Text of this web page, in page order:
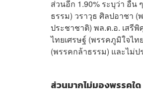
ส่วนอีก 1.90% ระบุว่า อื่
ธรรม) วราวุธ ศิลปอาชา
ประชาชาติ) พล.ต.อ. เสรี
ไทยเศรษฐ์ (พรรคภูมิใจไ
(พรรคกล้าธรรม) และไม่ป
ส่วนมากไม่มองพรรคใ